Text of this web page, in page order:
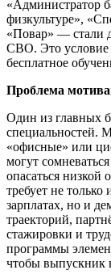
«Администратор
физкультуре»,
«Повар» — стали
СВО. Это условие
бесплатное
Проблема
Один из главных
специальностей.
«офисные» или
могут
опасаться низкой
требует не
зарплатах, но и
траекторий,
стажировки и
программы
чтобы выпускник